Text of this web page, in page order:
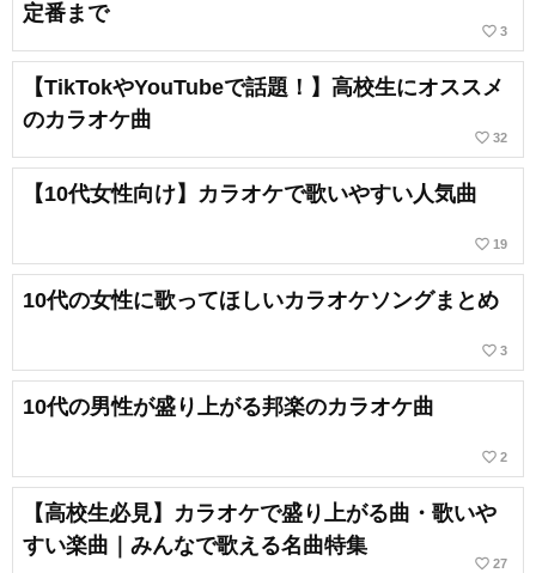
定番まで
favorite_border 3
【TikTokやYouTubeで話題！】高校生にオススメ
のカラオケ曲
favorite_border 32
【10代女性向け】カラオケで歌いやすい人気曲
favorite_border 19
10代の女性に歌ってほしいカラオケソングまとめ
favorite_border 3
10代の男性が盛り上がる邦楽のカラオケ曲
favorite_border 2
【高校生必見】カラオケで盛り上がる曲・歌いや
すい楽曲｜みんなで歌える名曲特集
favorite_border 27